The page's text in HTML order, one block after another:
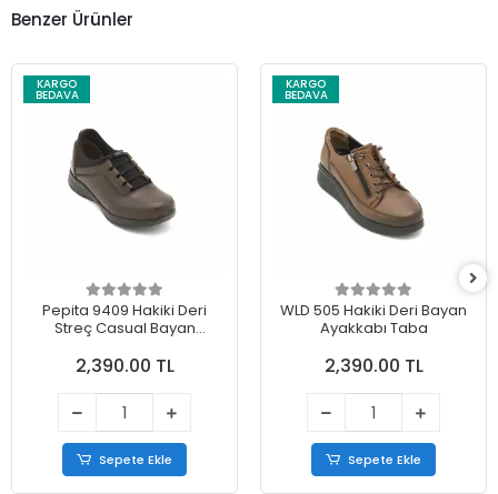
Benzer Ürünler
KARGO
BEDAVA
Pepita 9409 Hakiki Deri
Streç Casual Bayan
2,390.00 TL
Sepete Ekle
KARGO
BEDAVA
WLD 505 Hakiki Deri Bayan
Ayakkabı Taba
2,390.00 TL
Sepete Ekle